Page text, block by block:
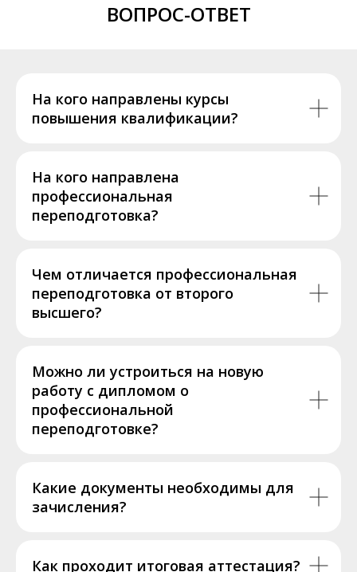
ВОПРОС-ОТВЕТ
На кого направлены курсы
повышения квалификации?
На кого направлена
профессиональная
переподготовка?
Чем отличается профессиональная
переподготовка от второго
высшего?
Можно ли устроиться на новую
работу с дипломом о
профессиональной
переподготовке?
Какие документы необходимы для
зачисления?
Как проходит итоговая аттестация?